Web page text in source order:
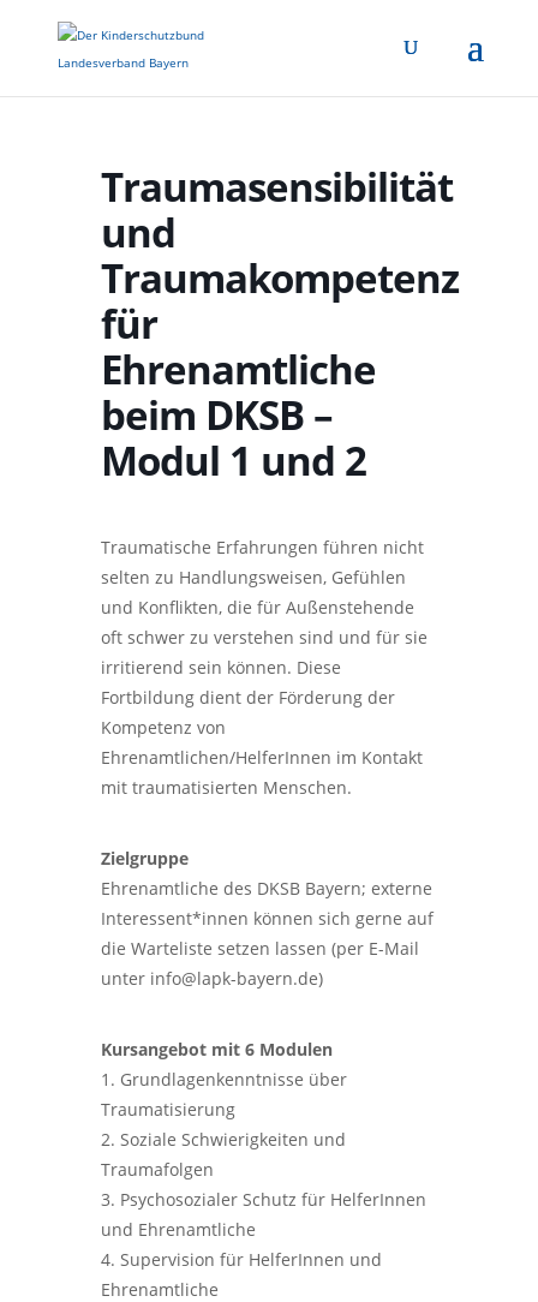
Traumasensibilität
und
Traumakompetenz
für
Ehrenamtliche
beim DKSB –
Modul 1 und 2
Traumatische Erfahrungen führen nicht
selten zu Handlungsweisen, Gefühlen
und Konflikten, die für Außenstehende
oft schwer zu verstehen sind und für sie
irritierend sein können. Diese
Fortbildung dient der Förderung der
Kompetenz von
Ehrenamtlichen/HelferInnen im Kontakt
mit traumatisierten Menschen.
Zielgruppe
Ehrenamtliche des DKSB Bayern; externe
Interessent*innen können sich gerne auf
die Warteliste setzen lassen (per E-Mail
unter info@lapk-bayern.de)
Kursangebot mit 6 Modulen
1. Grundlagenkenntnisse über
Traumatisierung
2. Soziale Schwierigkeiten und
Traumafolgen
3. Psychosozialer Schutz für HelferInnen
und Ehrenamtliche
4. Supervision für HelferInnen und
Ehrenamtliche